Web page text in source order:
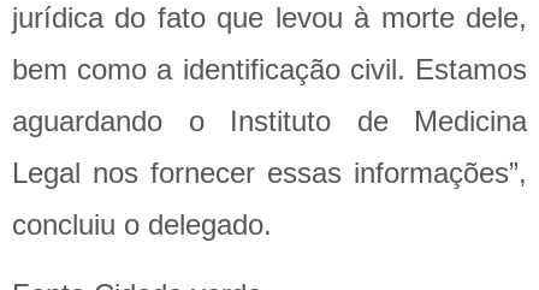
jurídica do fato que levou à morte dele,
bem como a identificação civil. Estamos
aguardando o Instituto de Medicina
Legal nos fornecer essas informações”,
concluiu o delegado.